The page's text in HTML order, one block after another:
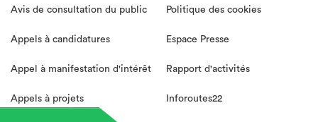
Avis de consultation du public
Appels à candidatures
Appel à manifestation d'intérêt
Appels à projets
Politique des cookies
Espace Presse
Rapport d'activités
Inforoutes22